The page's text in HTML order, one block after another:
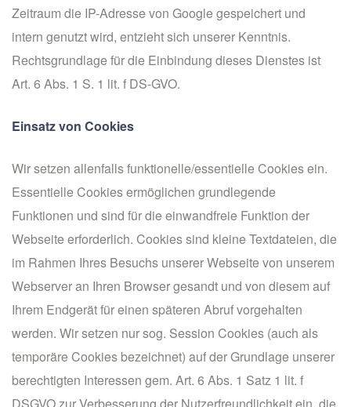
Zeitraum die IP-Adresse von Google gespeichert und
intern genutzt wird, entzieht sich unserer Kenntnis.
Rechtsgrundlage für die Einbindung dieses Dienstes ist
Art. 6 Abs. 1 S. 1 lit. f DS-GVO.
Einsatz von Cookies
Wir setzen allenfalls funktionelle/essentielle Cookies ein.
Essentielle Cookies ermöglichen grundlegende
Funktionen und sind für die einwandfreie Funktion der
Webseite erforderlich. Cookies sind kleine Textdateien, die
im Rahmen Ihres Besuchs unserer Webseite von unserem
Webserver an Ihren Browser gesandt und von diesem auf
Ihrem Endgerät für einen späteren Abruf vorgehalten
werden. Wir setzen nur sog. Session Cookies (auch als
temporäre Cookies bezeichnet) auf der Grundlage unserer
berechtigten Interessen gem. Art. 6 Abs. 1 Satz 1 lit. f